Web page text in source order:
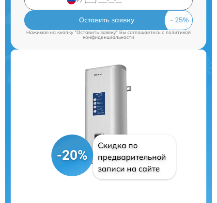
Оставить заявку
Нажимая на кнопку "Оставить заявку" Вы соглашаетесь cполитикой
конфиденциальности
-20%
Скидка по
предварительной
записи на сайте